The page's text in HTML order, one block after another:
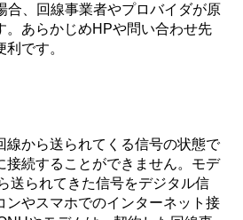
合、回線事業者やプロバイダが原
。あらかじめHPや問い合わせ先
です。
線から送られてくる信号の状態で
接続することができません。モデ
送られてきた信号をデジタル信
ンやスマホでのインターネット接